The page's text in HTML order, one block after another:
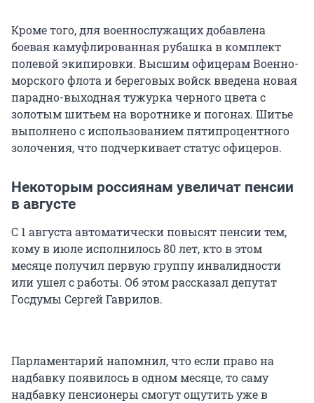
Кроме того, для военнослужащих добавлена
боевая камуфлированная рубашка в комплект
полевой экипировки. Высшим офицерам Военно-
морского флота и береговых войск введена новая
парадно-выходная тужурка черного цвета с
золотым шитьем на воротнике и погонах. Шитье
выполнено с использованием пятипроцентного
золочения, что подчеркивает статус офицеров.
Некоторым россиянам увеличат пенсии
в августе
С 1 августа автоматически повысят пенсии тем,
кому в июле исполнилось 80 лет, кто в этом
месяце получил первую группу инвалидности
или ушел с работы. Об этом рассказал депутат
Госдумы Сергей Гаврилов.
Парламентарий напомнил, что если право на
надбавку появилось в одном месяце, то саму
надбавку пенсионеры смогут ощутить уже в